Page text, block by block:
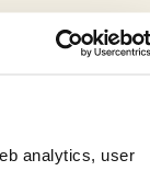
analytics, user
emner,